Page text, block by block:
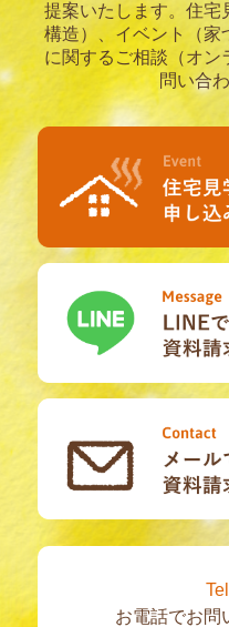
提案いたします。 住宅
構造）、イベント（家
に関するご相談（オン
問い合
お電話でお問